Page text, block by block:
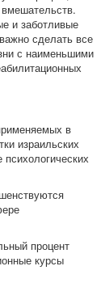
и заботливые
сделать все
с наименьшими
в
израильских
процент
курсы